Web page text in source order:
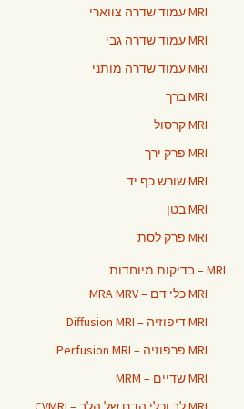
MRI עמוד שדרה צווארי
MRI עמוד שדרה גבי
MRI עמוד שדרה מותני
MRI ברך
MRI קרסול
MRI פרק ירך
MRI שורש כף יד
MRI בטן
MRI פרק לסת
MRI – בדיקות מיוחדות
MRI כלי דם – MRA MRV
MRI דיפוזיה – Diffusion MRI
MRI פרפוזיה – Perfusion MRI
MRI שדיים – MRM